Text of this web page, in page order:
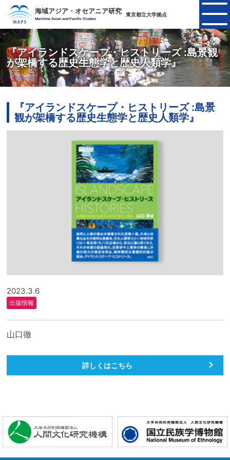
海域アジア・オセアニア研究
Maritime Asian and Pacific Studies
東京都立大学拠点
『アイランドスケープ・ヒストリーズ :島景観
が架橋する歴史生態学と歴史人類学』
『アイランドスケープ・ヒストリーズ :島景
観が架橋する歴史生態学と歴史人類学』
2023.3.6
出版情報
山口徹
詳しくはこちら